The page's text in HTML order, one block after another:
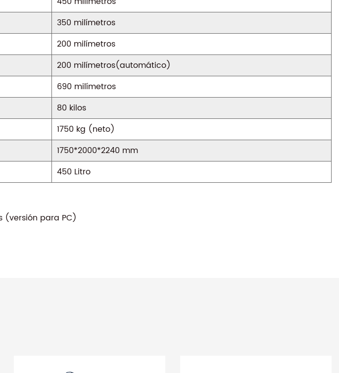
350 milímetros
200 milímetros
200 milímetros(automático)
690 milímetros
80 kilos
1750 kg (neto)
1750*2000*2240 mm
450 Litro
(versión para PC)